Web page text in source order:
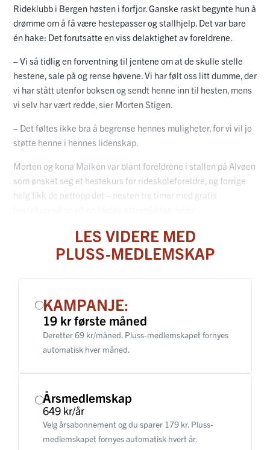
Rideklubb i Bergen høsten i forfjor. Ganske raskt begynte hun å
drømme om å få være hestepasser og stallhjelp. Det var bare
én hake: Det forutsatte en viss delaktighet av foreldrene.
– Vi så tidlig en forventning til jentene om at de skulle stelle
hestene, sale på og rense høvene. Vi har følt oss litt dumme, der
vi har stått utenfor boksen og sendt henne inn til hesten, mens
vi selv har vært redde, sier Morten Stigen.
– Det føltes ikke bra å begrense hennes muligheter, for vi vil jo
støtte henne i hennes lidenskap.
Morten og kona Maiken var blant foreldrene i stallen på Alvøen
som ønsket seg et hestekurs for rideskoleforeldre, og forrige
helg fikk de nettopp det – nesten tre timer med gratis
LES VIDERE MED
PLUSS-MEDLEMSKAP
KAMPANJE:
19 kr første måned
Deretter 69 kr/måned. Pluss-medlemskapet fornyes
automatisk hver måned.
Årsmedlemskap
649 kr/år
Velg årsabonnement og du sparer 179 kr. Pluss-
medlemskapet fornyes automatisk hvert år.